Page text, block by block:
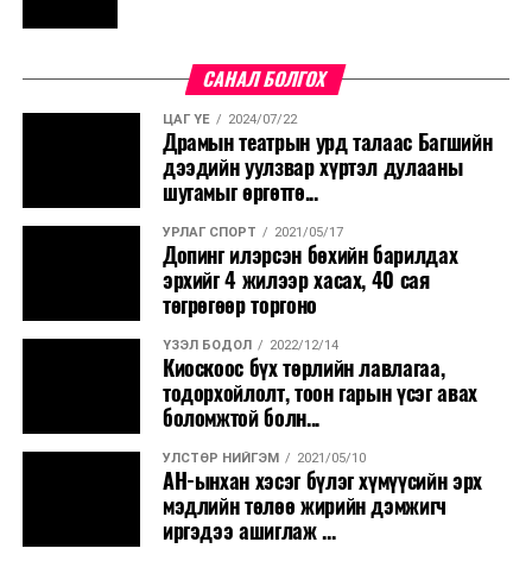
САНАЛ БОЛГОХ
ЦАГ ҮЕ 2024/07/22
Драмын театрын урд талаас Багшийн
дээдийн уулзвар хүртэл дулааны
шугамыг өргөтгө...
УРЛАГ СПОРТ 2021/05/17
Допинг илэрсэн бөхийн барилдах
эрхийг 4 жилээр хасах, 40 сая
төгрөгөөр торгоно
ҮЗЭЛ БОДОЛ 2022/12/14
Киоскоос бүх төрлийн лавлагаа,
тодорхойлолт, тоон гарын үсэг авах
боломжтой болн...
УЛСТӨР НИЙГЭМ 2021/05/10
АН-ынхан хэсэг бүлэг хүмүүсийн эрх
мэдлийн төлөө жирийн дэмжигч
иргэдээ ашиглаж ...